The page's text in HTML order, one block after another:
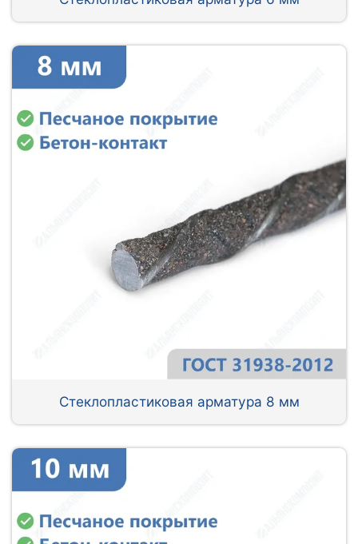
Стеклопластиковая арматура 8 мм